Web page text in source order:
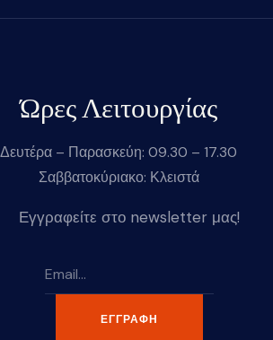
Ώρες Λειτουργίας
Δευτέρα – Παρασκεύη: 09.30 – 17.30
Σαββατοκύριακο: Κλειστά
Εγγραφείτε στο newsletter μας!
ΕΓΓΡΑΦΉ